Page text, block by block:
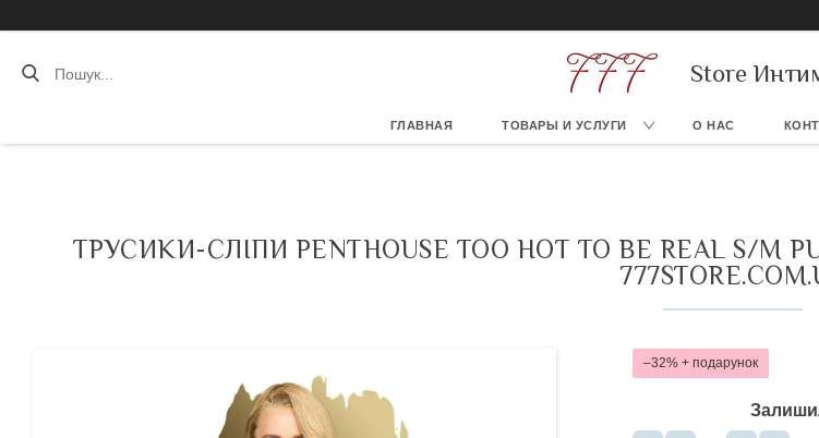
Store
ГЛАВНАЯ ТОВАРЫ И УСЛУГИ О НАС
ТРУСИКИ-СЛІПИ PENTHOUSE TOO HOT TO BE REAL
–32%